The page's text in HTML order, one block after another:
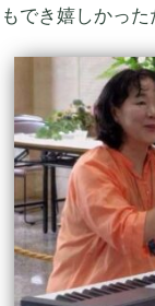
もでき嬉しかっ